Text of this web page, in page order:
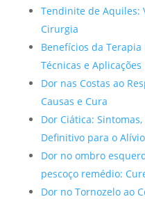
Tendinite de Aquiles:
Cirurgia
Benefícios da
Técnicas e Aplicações
Dor nas Costas ao
Causas e Cura
Dor Ciática:
Definitivo para o Alívio
Dor no ombro
pescoço remédio:
Dor no Tornozelo ao